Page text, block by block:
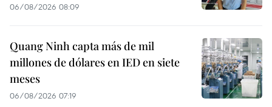
06/08/2026 08:09
Quang Ninh capta más de mil
millones de dólares en IED en siete
meses
06/08/2026 07:19